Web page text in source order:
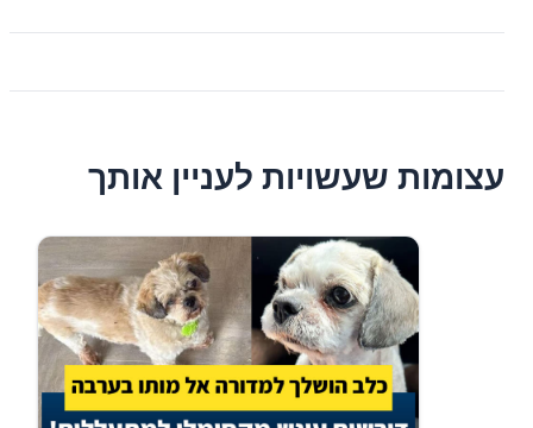
עצומות שעשויות לעניין אותך